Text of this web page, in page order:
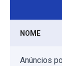
NOME
Anúncios